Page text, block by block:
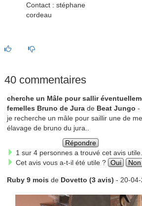
Contact : stéphane
cordeau
40 commentaires
cherche un Mâle pour sallir
femelles Bruno de Jurade Beat Jungo -
je recherche un mâle pour saillir une de
élavage de bruno du jura..
Répondre
1 sur 4 personnes a trouvé cet avis utile.
Cet avis vous a-t-il été utile ? Oui Non
Ruby 9 mois de Dovetto (3 avis) - 20-